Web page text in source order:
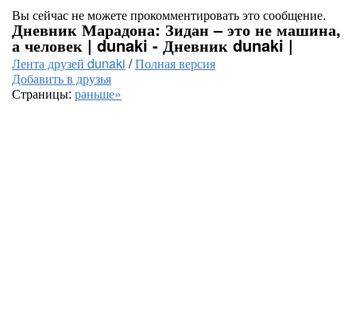
Вы сейчас не можете прокомментировать это сообщение.
Дневник Марадона: Зидан – это не машина,
а человек | dunaki - Дневник dunaki |
Лента друзей dunaki /Полная версия
Добавить в друзья
Страницы: раньше»